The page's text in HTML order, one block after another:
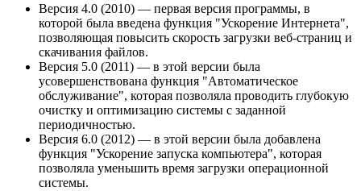
Версия 4.0 (2010) — первая версия программы, в
которой была введена функция "Ускорение Интернета",
позволяющая повысить скорость загрузки веб-страниц и
скачивания файлов.
Версия 5.0 (2011) — в этой версии была
усовершенствована функция "Автоматическое
обслуживание", которая позволяла проводить глубокую
очистку и оптимизацию системы с заданной
периодичностью.
Версия 6.0 (2012) — в этой версии была добавлена
функция "Ускорение запуска компьютера", которая
позволяла уменьшить время загрузки операционной
системы.